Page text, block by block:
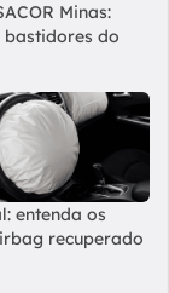
Minas:
bastidores do
entenda os
recuperado